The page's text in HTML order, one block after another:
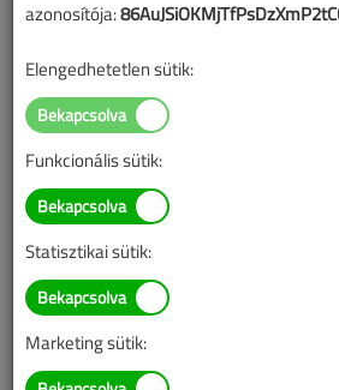
Lantos Tivadar
villamosmérnök
18 356 ||
azonosítója:
Elengedhetetlen sütik:
Funkcionális sütik:
Statisztikai sütik:
Marketing sütik: